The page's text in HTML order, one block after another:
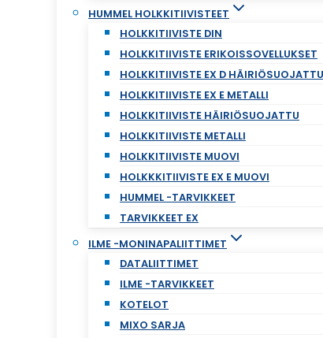
HUMMEL HOLKKITIIVISTEET
HOLKKITIIVISTE DIN
HOLKKITIIVISTE ERIKOISSOVELLUKSET
HOLKKITIIVISTE EX D HÄIRIÖSUOJATTU
HOLKKITIIVISTE EX E METALLI
HOLKKITIIVISTE HÄIRIÖSUOJATTU
HOLKKITIIVISTE METALLI
HOLKKITIIVISTE MUOVI
HOLKKKITIIVISTE EX E MUOVI
HUMMEL -TARVIKKEET
TARVIKKEET EX
ILME -MONINAPALIITTIMET
DATALIITTIMET
ILME -TARVIKKEET
KOTELOT
MIXO SARJA